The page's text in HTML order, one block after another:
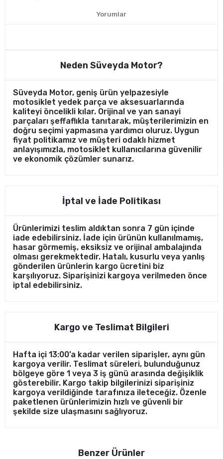
Yorumlar
Neden Süveyda Motor?
Süveyda Motor, geniş ürün yelpazesiyle
motosiklet yedek parça ve aksesuarlarında
kaliteyi öncelikli kılar. Orijinal ve yan sanayi
parçaları şeffaflıkla tanıtarak, müşterilerimizin en
doğru seçimi yapmasına yardımcı oluruz. Uygun
fiyat politikamız ve müşteri odaklı hizmet
anlayışımızla, motosiklet kullanıcılarına güvenilir
ve ekonomik çözümler sunarız.
İptal ve İade Politikası
Ürünlerimizi teslim aldıktan sonra 7 gün içinde
iade edebilirsiniz. İade için ürünün kullanılmamış,
hasar görmemiş, eksiksiz ve orijinal ambalajında
olması gerekmektedir. Hatalı, kusurlu veya yanlış
gönderilen ürünlerin kargo ücretini biz
karşılıyoruz. Siparişinizi kargoya verilmeden önce
iptal edebilirsiniz.
Kargo ve Teslimat Bilgileri
Hafta içi 13:00’a kadar verilen siparişler, aynı gün
kargoya verilir. Teslimat süreleri, bulunduğunuz
bölgeye göre 1 veya 3 iş günü arasında değişiklik
gösterebilir. Kargo takip bilgilerinizi siparişiniz
kargoya verildiğinde tarafınıza ileteceğiz. Özenle
paketlenen ürünlerimizin hızlı ve güvenli bir
şekilde size ulaşmasını sağlıyoruz.
Benzer Ürünler